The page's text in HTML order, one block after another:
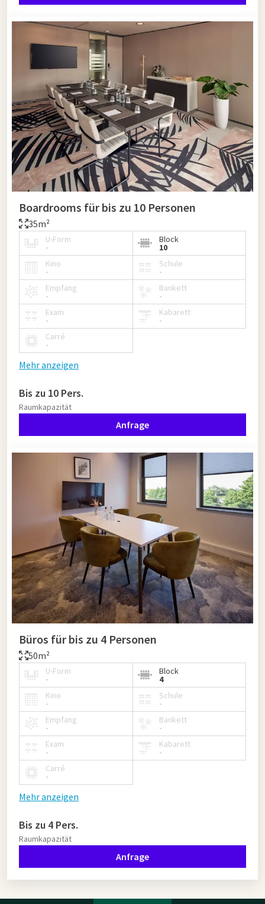
Boardrooms für bis zu 10 Personen
35m²
U-Form
-
Block
10
Kino
-
Schule
-
Empfang
-
Bankett
-
Exam
-
Kabarett
-
Carré
-
Mehr anzeigen
Bis zu 10 Pers.
Raumkapazität
Anfrage
Büros für bis zu 4 Personen
50m²
U-Form
-
Block
4
Kino
-
Schule
-
Empfang
-
Bankett
-
Exam
-
Kabarett
-
Carré
-
Mehr anzeigen
Bis zu 4 Pers.
Raumkapazität
Anfrage